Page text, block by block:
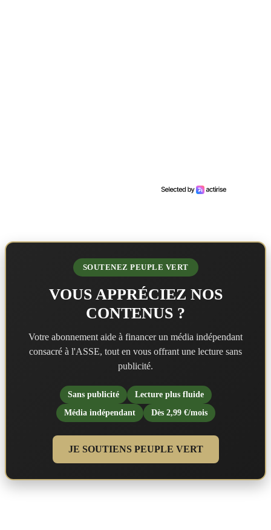
SOUTENEZ PEUPLE VERT
VOUS APPRÉCIEZ NOS
CONTENUS ?
Votre abonnement aide à financer un média indépendant
consacré à l'ASSE, tout en vous offrant une lecture sans
publicité.
Sans publicité
Lecture plus fluide
Média indépendant
Dès 2,99 €/mois
JE SOUTIENS PEUPLE VERT